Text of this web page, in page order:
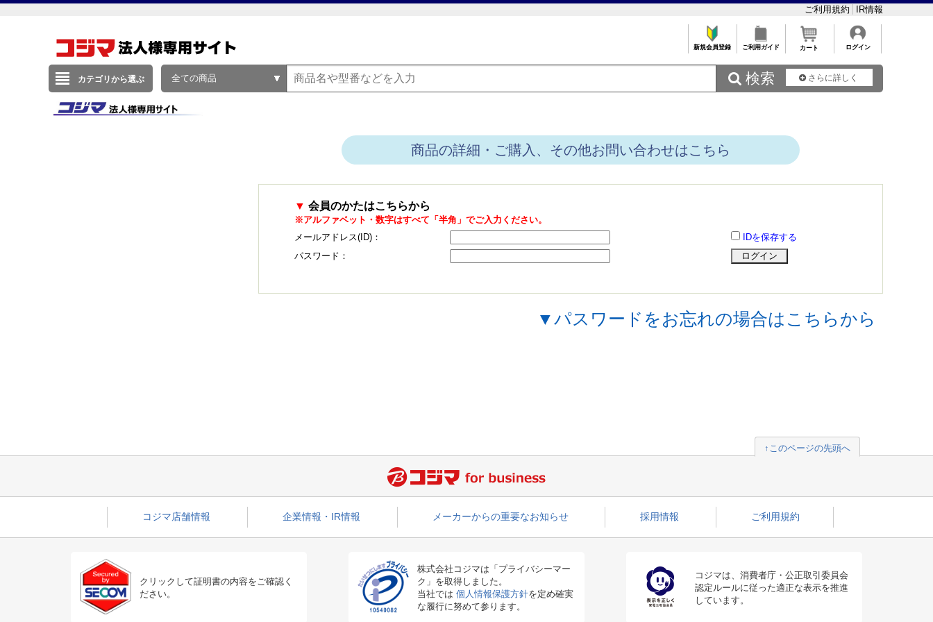
ご利用規約 IR情報
新規会員登録 ご利用ガイド カート ログイン
カテゴリから選ぶ 全ての商品  検索 さらに詳しく
商品の詳細・ご購入、その他お問い合わせはこちら
▼ 会員のかたはこちらから
※アルファベット・数字はすべて「半角」でご入力ください。
メールアドレス(ID)：
IDを保存する
パスワード：
▼パスワードをお忘れの場合はこちらから
↑このページの先頭へ
コジマ店舗情報 企業情報・IR情報 メーカーからの重要なお知らせ 採用情報 ご利用規約
クリックして証明書の内容をご確認く
ださい。
株式会社コジマは「プライバシーマー
ク」を取得しました。
当社では 個人情報保護方針を定め確実
な履行に努めて参ります。
コジマは、消費者庁・公正取引委員会
認定ルールに従った適正な表示を推進
しています。